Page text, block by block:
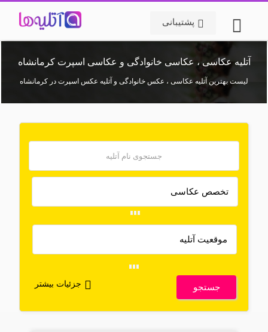
پشتیبانی
آتلیه عکاسی ، عکاسی خانوادگی و عکاسی اسپرت کرمانشاه
لیست بهترین آتلیه عکاسی ، عکس خانوادگی و آتلیه عکس اسپرت در کرمانشاه
جستجو جزئیات بیشتر